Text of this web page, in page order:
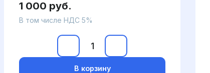
1 000 руб.
В том числе НДС 5%
В корзину